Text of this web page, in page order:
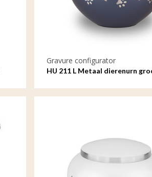
Gravure configurator
HU 211 L Metaal dierenurn